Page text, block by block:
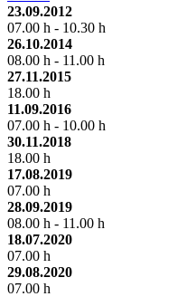
23.09.2012
07.00 h - 10.30 h
26.10.2014
08.00 h - 11.00 h
27.11.2015
18.00 h
11.09.2016
07.00 h - 10.00 h
30.11.2018
18.00 h
17.08.2019
07.00 h
28.09.2019
08.00 h - 11.00 h
18.07.2020
07.00 h
29.08.2020
07.00 h